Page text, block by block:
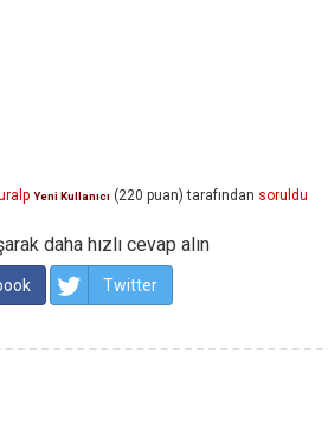
Yeni Kullanıcı (220 puan) tarafından soruldu
daha hızlı cevap alın
Twitter